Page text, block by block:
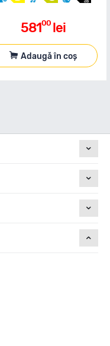
58100 lei
Adaugă în coș